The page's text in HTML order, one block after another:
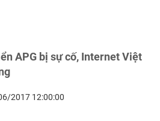
APG bị sự cố, Internet Việt
2017 12:00:00